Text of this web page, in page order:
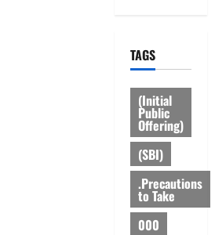
TAGS
(Initial
Public
Offering)
(SBI)
.Precautions
to Take
000